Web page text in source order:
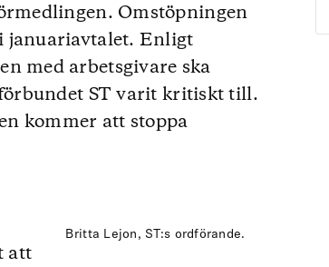
Omstöpningen
januariavtalet. Enligt
med arbetsgivare ska
ST varit kritiskt till.
kommer att stoppa
Britta Lejon, ST:s ordförande.
att